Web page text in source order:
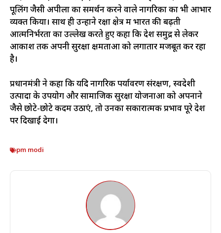
पूलिंग जैसी अपीलों का समर्थन करने वाले नागरिकों का भी आभार
व्यक्त किया। साथ ही उन्होंने रक्षा क्षेत्र में भारत की बढ़ती
आत्मनिर्भरता का उल्लेख करते हुए कहा कि देश समुद्र से लेकर
आकाश तक अपनी सुरक्षा क्षमताओं को लगातार मजबूत कर रहा
है।
प्रधानमंत्री ने कहा कि यदि नागरिक पर्यावरण संरक्षण, स्वदेशी
उत्पादों के उपयोग और सामाजिक सुरक्षा योजनाओं को अपनाने
जैसे छोटे-छोटे कदम उठाएं, तो उनका सकारात्मक प्रभाव पूरे देश
पर दिखाई देगा।
pm modi